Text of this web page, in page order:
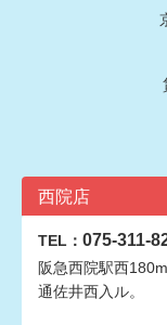
西院店
TEL： 075-311-
阪急西院駅西
通佐井西入ル。